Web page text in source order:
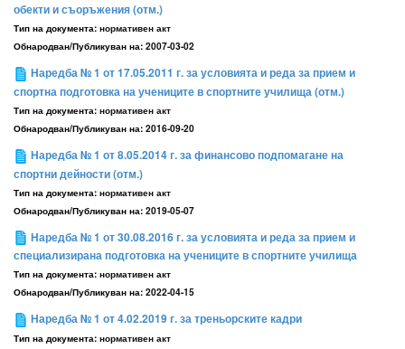
обекти и съоръжения (отм.)
Тип на документа: нормативен акт
Обнародван/Публикуван на: 2007-03-02
Наредба № 1 от 17.05.2011 г. за условията и реда за прием и
спортна подготовка на учениците в спортните училища (отм.)
Тип на документа: нормативен акт
Обнародван/Публикуван на: 2016-09-20
Наредба № 1 от 8.05.2014 г. за финансово подпомагане на
спортни дейности (отм.)
Тип на документа: нормативен акт
Обнародван/Публикуван на: 2019-05-07
Наредба № 1 от 30.08.2016 г. за условията и реда за прием и
специализирана подготовка на учениците в спортните училища
Тип на документа: нормативен акт
Обнародван/Публикуван на: 2022-04-15
Наредба № 1 от 4.02.2019 г. за треньорските кадри
Тип на документа: нормативен акт